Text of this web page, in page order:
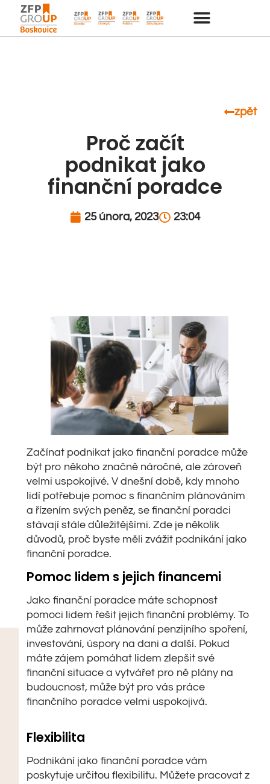
zpět
Proč začít
podnikat jako
finanční poradce
25 února, 2023 23:04
Začínat podnikat jako finanční poradce může
být pro někoho značně náročné, ale zároveň
velmi uspokojivé. V dnešní době, kdy mnoho
lidí potřebuje pomoc s finančním plánováním
a řízením svých peněz, se finanční poradci
stávají stále důležitějšími. Zde je několik
důvodů, proč byste měli zvážit podnikání jako
finanční poradce.
Pomoc lidem s jejich financemi
Jako finanční poradce máte schopnost
pomoci lidem řešit jejich finanční problémy. To
může zahrnovat plánování penzijního spoření,
investování, úspory na dani a další. Pokud
máte zájem pomáhat lidem zlepšit své
finanční situace a vytvářet pro ně plány na
budoucnost, může být pro vás práce
finančního poradce velmi uspokojivá.
Flexibilita
Podnikání jako finanční poradce vám
poskytuje určitou flexibilitu. Můžete pracovat z